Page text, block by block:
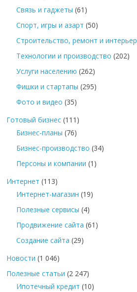
Связь и гаджеты (61)
Спорт, игры и азарт (50)
Строительство, ремонт и интерьер
Технологии и производство (202)
Услуги населению (262)
Фишки и стартапы (295)
Фото и видео (35)
Готовый бизнес (111)
Бизнес-планы (76)
Бизнес-производство (34)
Персоны и компании (1)
Интернет (113)
Интернет-магазин (19)
Полезные сервисы (4)
Продвижение сайта (61)
Создание сайта (29)
Новости (1 046)
Полезные статьи (2 247)
Ипотечный кредит (10)